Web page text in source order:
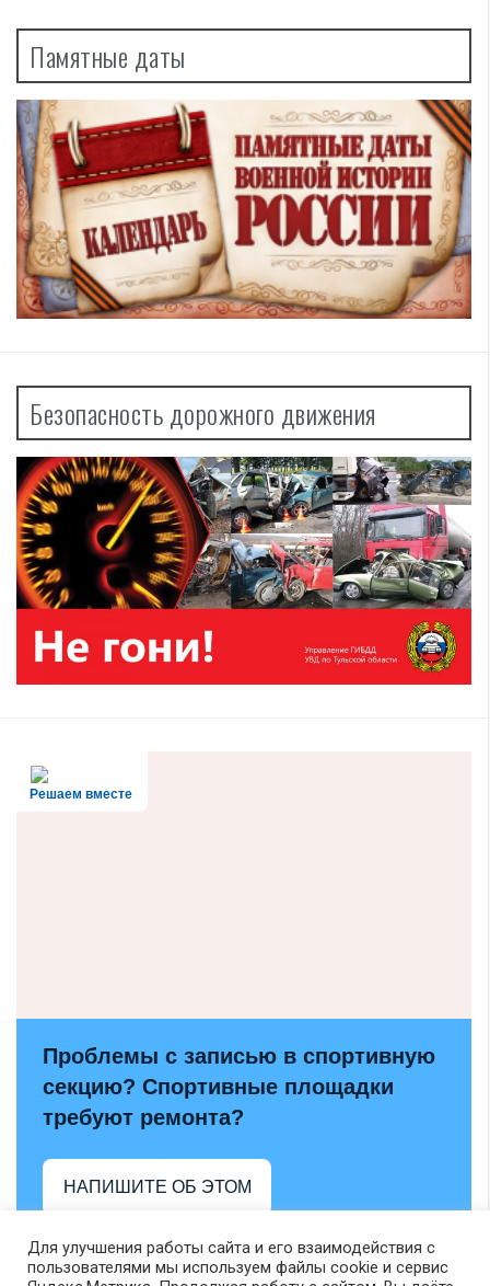
Памятные даты
Безопасность дорожного движения
Решаем вместе
Проблемы с записью в спортивную
секцию? Спортивные площадки
требуют ремонта?
НАПИШИТЕ ОБ ЭТОМ
Для улучшения работы сайта и его взаимодействия с
пользователями мы используем файлы cookie и сервис